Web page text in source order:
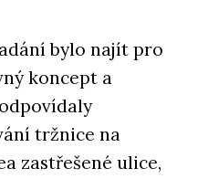
bylo najít pro
koncept a
tržnice na
zastřešené ulice,